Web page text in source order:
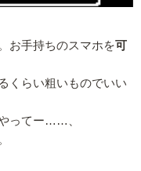
お手持ちのスマホを可
くらい粗いものでいい
ってー……、